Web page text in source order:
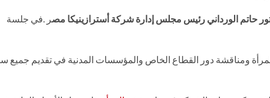
حاتم الورداني رئيس مجلس إدارة شركة أسترازينيكا مصر .في جلسة
ومناقشة دور القطاع الخاص والمؤسسات المدنية في تقديم جميع